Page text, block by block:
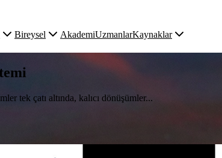
Bireysel AkademiUzmanlarKaynaklar
tek çatı altında, kalıcı dönüşümler...